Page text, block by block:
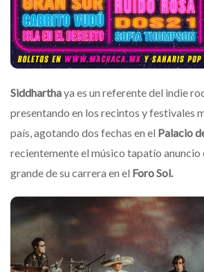
Siddharthaya es un referente del indie
presentando en los recintos y festivales
país, agotando dos fechas en el Palacio
recientemente el músico tapatío anuncio
grande de su carrera en el Foro Sol.